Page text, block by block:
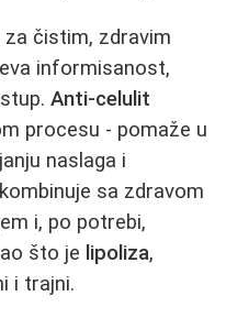
čistim, zdravim
informisanost,
Anti-celulit
procesu - pomaže u
naslaga i
sa zdravom
i, po potrebi,
što je lipoliza,
i trajni.